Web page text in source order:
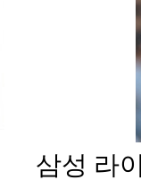
삼성 라